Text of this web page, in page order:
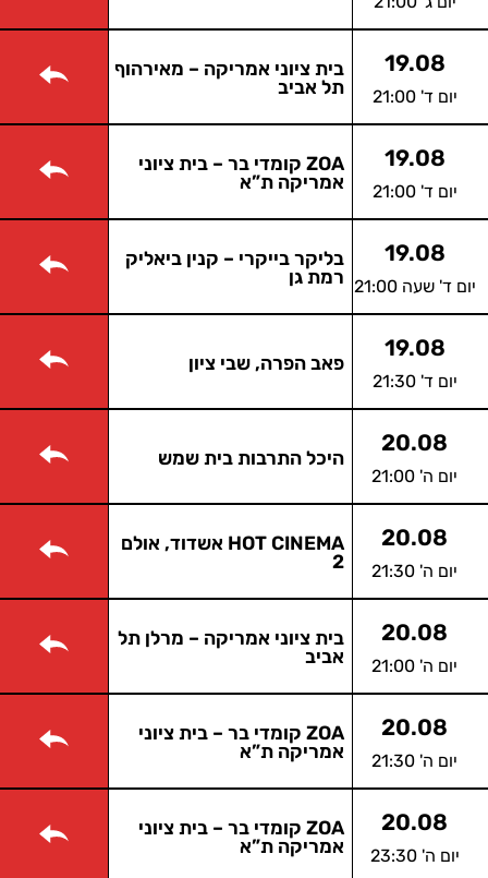
19.08
יום ד' 21:00
בית ציוני אמריקה – מאירהוף
תל אביב
19.08
יום ד' 21:00
ZOA קומדי בר – בית ציוני
אמריקה ת”א
19.08
יום ד' שעה 21:00
בליקר בייקרי – קנין ביאליק
רמת גן
19.08
יום ד' 21:30
פאב הפרה, שבי ציון
20.08
יום ה' 21:00
היכל התרבות בית שמש
20.08
יום ה' 21:30
HOT CINEMA אשדוד, אולם
2
20.08
יום ה' 21:00
בית ציוני אמריקה – מרלן תל
אביב
20.08
יום ה' 21:30
ZOA קומדי בר – בית ציוני
אמריקה ת”א
20.08
יום ה' 23:30
ZOA קומדי בר – בית ציוני
אמריקה ת”א